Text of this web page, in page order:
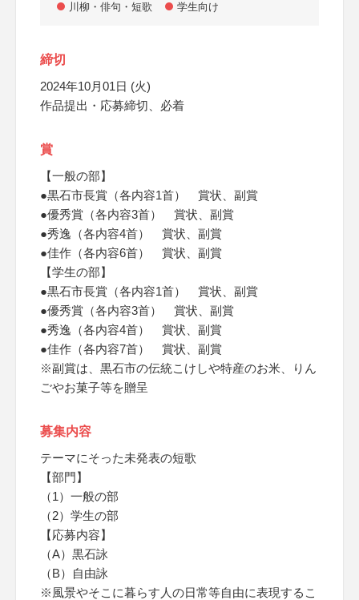
川柳・俳句・短歌 学生向け
締切
2024年10月01日 (火)
作品提出・応募締切、必着
賞
【一般の部】
●黒石市長賞（各内容1首） 賞状、副賞
●優秀賞（各内容3首） 賞状、副賞
●秀逸（各内容4首） 賞状、副賞
●佳作（各内容6首） 賞状、副賞
【学生の部】
●黒石市長賞（各内容1首） 賞状、副賞
●優秀賞（各内容3首） 賞状、副賞
●秀逸（各内容4首） 賞状、副賞
●佳作（各内容7首） 賞状、副賞
※副賞は、黒石市の伝統こけしや特産のお米、りん
ごやお菓子等を贈呈
募集内容
テーマにそった未発表の短歌
【部門】
（1）一般の部
（2）学生の部
【応募内容】
（A）黒石詠
（B）自由詠
※風景やそこに暮らす人の日常等自由に表現するこ